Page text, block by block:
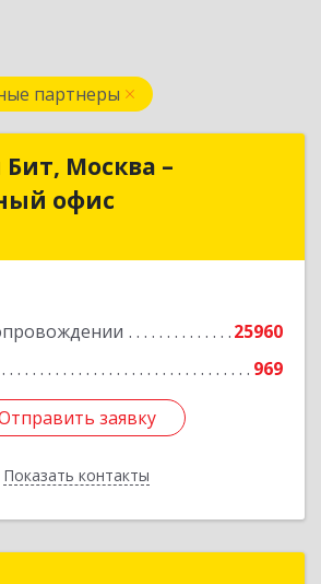
партнеры
Москва –
офис
25960
969
заявку
Показать контакты
Бит, Москва –
Центральный офис
заявку
Назад